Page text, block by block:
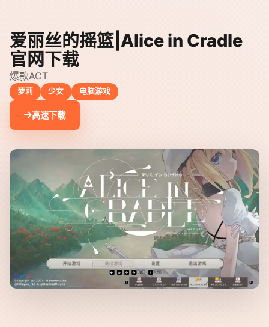
爱丽丝的摇篮|Alice in Cradle
官网下载
爆款ACT
萝莉 少女 电脑游戏
高速下载